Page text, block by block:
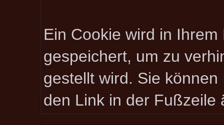
Ein Cookie wird in
gespeichert, um zu
gestellt wird. Sie
den Link in der Fußzeile